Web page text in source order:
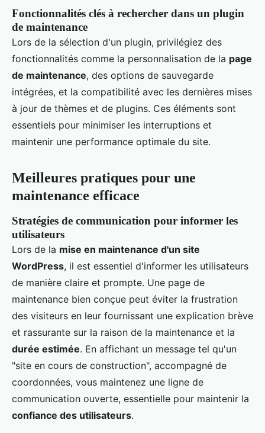
Fonctionnalités clés à rechercher dans un plugin
de maintenance
Lors de la sélection d'un plugin, privilégiez des
fonctionnalités comme la personnalisation de la page
de maintenance, des options de sauvegarde
intégrées, et la compatibilité avec les dernières mises
à jour de thèmes et de plugins. Ces éléments sont
essentiels pour minimiser les interruptions et
maintenir une performance optimale du site.
Meilleures pratiques pour une
maintenance efficace
Stratégies de communication pour informer les
utilisateurs
Lors de la mise en maintenance d'un site
WordPress, il est essentiel d'informer les utilisateurs
de manière claire et prompte. Une page de
maintenance bien conçue peut éviter la frustration
des visiteurs en leur fournissant une explication brève
et rassurante sur la raison de la maintenance et la
durée estimée. En affichant un message tel qu'un
"site en cours de construction", accompagné de
coordonnées, vous maintenez une ligne de
communication ouverte, essentielle pour maintenir la
confiance des utilisateurs.